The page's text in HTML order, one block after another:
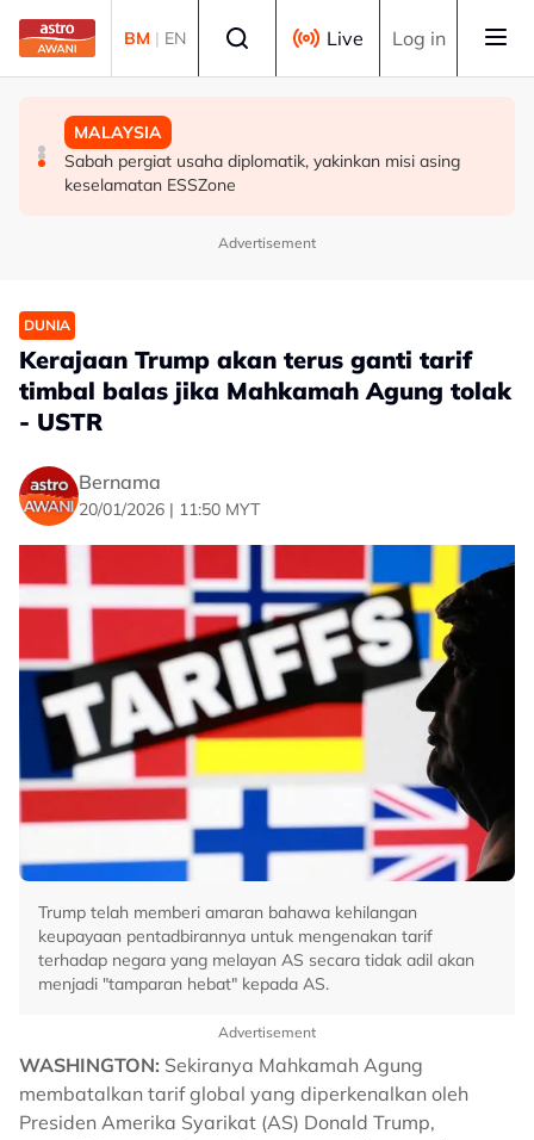
Skip to main content
BM | EN Live Log in
BISNES
Prestasi KDNK suku kedua Malaysia diunjur pada tahap
baik - Amir Hamzah
MALAYSIA
PDRM perkasa kawalan sempadan dengan AI, dron
MALAYSIA
Sabah pergiat usaha diplomatik, yakinkan misi asing
keselamatan ESSZone
Advertisement
DUNIA
Kerajaan Trump akan terus ganti tarif
timbal balas jika Mahkamah Agung tolak
- USTR
Bernama
20/01/2026 | 11:50 MYT
Trump telah memberi amaran bahawa kehilangan
keupayaan pentadbirannya untuk mengenakan tarif
terhadap negara yang melayan AS secara tidak adil akan
menjadi "tamparan hebat" kepada AS.
Advertisement
WASHINGTON: Sekiranya Mahkamah Agung
membatalkan tarif global yang diperkenalkan oleh
Presiden Amerika Syarikat (AS) Donald Trump,